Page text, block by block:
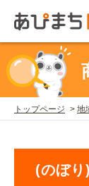
会員
商品
SEARCH
トップページ 地
(のぼり